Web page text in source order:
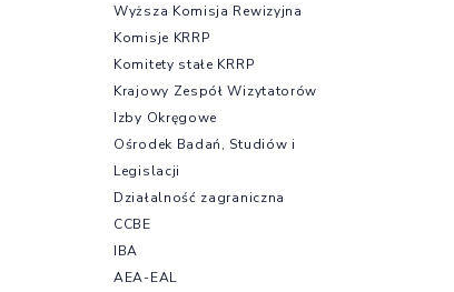
Wyższa Komisja Rewizyjna
Komisje KRRP
Komitety stałe KRRP
Krajowy Zespół Wizytatorów
Izby Okręgowe
Ośrodek Badań, Studiów i
Legislacji
Działalność zagraniczna
CCBE
IBA
AEA-EAL